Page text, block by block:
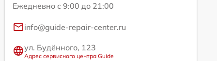
Ежедневно с 9:00 до 21:00
info@guide-repair-center.ru
ул. Будённого, 123
Адрес сервисного центра Guide